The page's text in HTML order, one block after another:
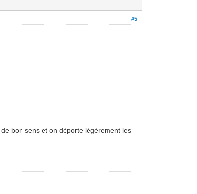
#5
bon sens et on déporte légérement les